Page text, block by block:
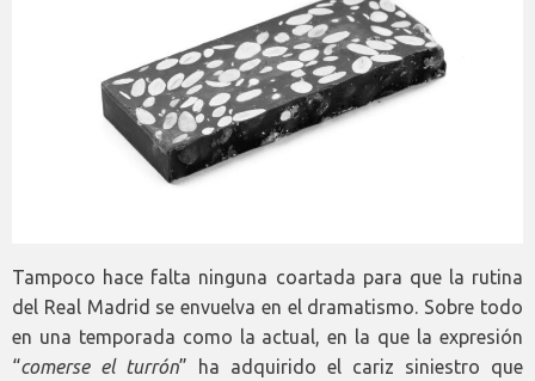
Tampoco hace falta ninguna coartada para que la rutina
del Real Madrid se envuelva en el dramatismo. Sobre todo
en una temporada como la actual, en la que la expresión
“comerse el turrón” ha adquirido el cariz siniestro que